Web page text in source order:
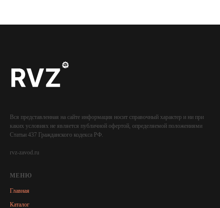
Вся представленная на сайте информация носит справочный характер и ни при
каких условиях не является публичной офертой, определяемой положениями
Статьи 437 Гражданского кодекса РФ.
rvz-zavod.ru
МЕНЮ
Главная
Каталог